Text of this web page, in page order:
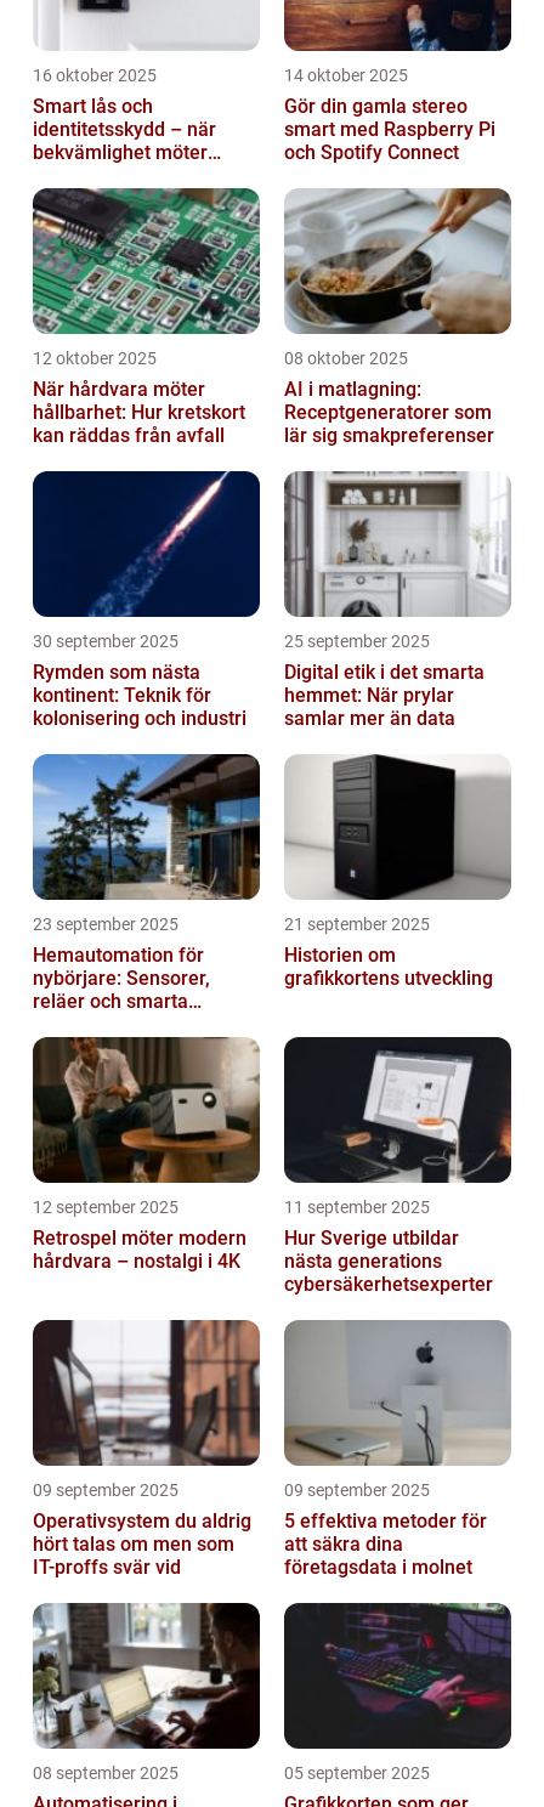
16 oktober 2025
Smart lås och
identitetsskydd – när
bekvämlighet möter
14 oktober 2025
Gör din gamla stereo
smart med Raspberry Pi
och Spotify Connect
12 oktober 2025
När hårdvara möter
hållbarhet: Hur kretskort
kan räddas från avfall
08 oktober 2025
AI i matlagning:
Receptgeneratorer som
lär sig smakpreferenser
30 september 2025
Rymden som nästa
kontinent: Teknik för
kolonisering och industri
25 september 2025
Digital etik i det smarta
hemmet: När prylar
samlar mer än data
23 september 2025
Hemautomation för
nybörjare: Sensorer,
reläer och smarta
21 september 2025
Historien om
grafikkortens utveckling
12 september 2025
Retrospel möter modern
hårdvara – nostalgi i 4K
11 september 2025
Hur Sverige utbildar
nästa generations
cybersäkerhetsexperter
09 september 2025
Operativsystem du aldrig
hört talas om men som
IT-proffs svär vid
09 september 2025
5 effektiva metoder för
att säkra dina
företagsdata i molnet
08 september 2025 05 september 2025